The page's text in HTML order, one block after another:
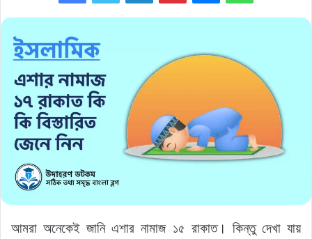
আমরা অনেকেই জানি এশার নামাজ ১৫ রাকাত। কিন্তু দেখা যায়